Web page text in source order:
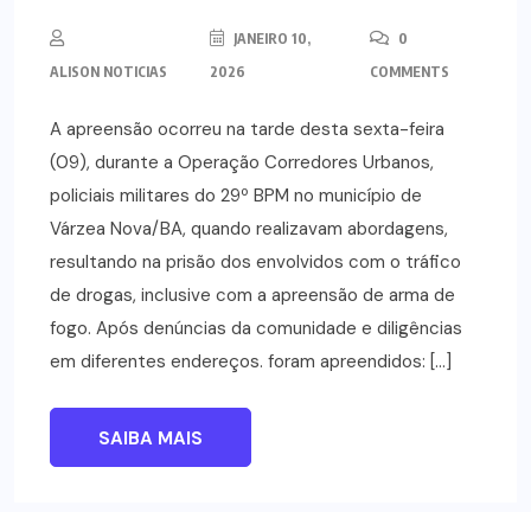
ALISON NOTICIAS
JANEIRO 10,
2026
0
COMMENTS
A apreensão ocorreu na tarde desta sexta-feira
(09), durante a Operação Corredores Urbanos,
policiais militares do 29º BPM no município de
Várzea Nova/BA, quando realizavam abordagens,
resultando na prisão dos envolvidos com o tráfico
de drogas, inclusive com a apreensão de arma de
fogo. Após denúncias da comunidade e diligências
em diferentes endereços. foram apreendidos: […]
SAIBA MAIS